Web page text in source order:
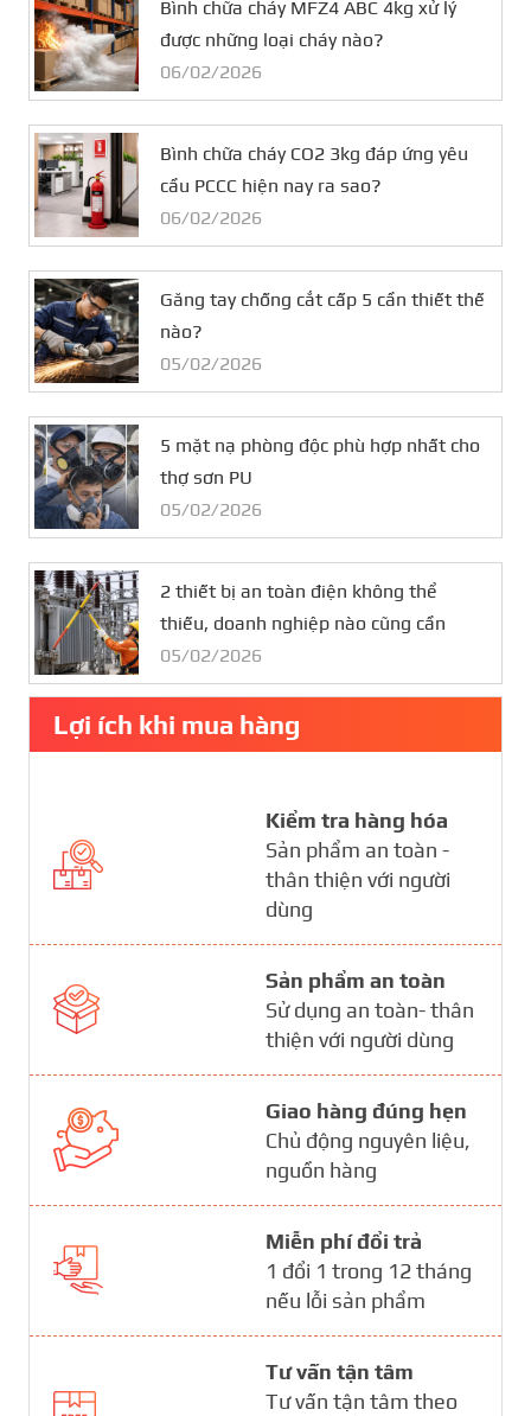
Bình chữa cháy MFZ4 ABC 4kg xử lý
được những loại cháy nào?
06/02/2026
Bình chữa cháy CO2 3kg đáp ứng yêu
cầu PCCC hiện nay ra sao?
06/02/2026
Găng tay chống cắt cấp 5 cần thiết thế
nào?
05/02/2026
5 mặt nạ phòng độc phù hợp nhất cho
thợ sơn PU
05/02/2026
2 thiết bị an toàn điện không thể
thiếu, doanh nghiệp nào cũng cần
05/02/2026
Lợi ích khi mua hàng
Kiểm tra hàng hóa
Sản phẩm an toàn -
thân thiện với người
dùng
Sản phẩm an toàn
Sử dụng an toàn- thân
thiện với người dùng
Giao hàng đúng hẹn
Chủ động nguyên liệu,
nguồn hàng
Miễn phí đổi trả
1 đổi 1 trong 12 tháng
nếu lỗi sản phẩm
Tư vấn tận tâm
Tư vấn tận tâm theo